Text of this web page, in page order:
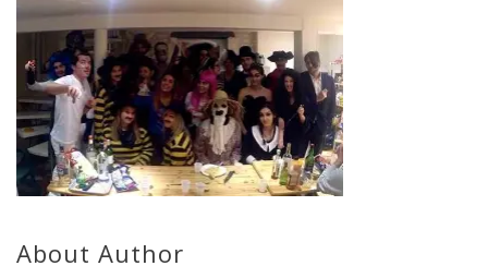
About Author